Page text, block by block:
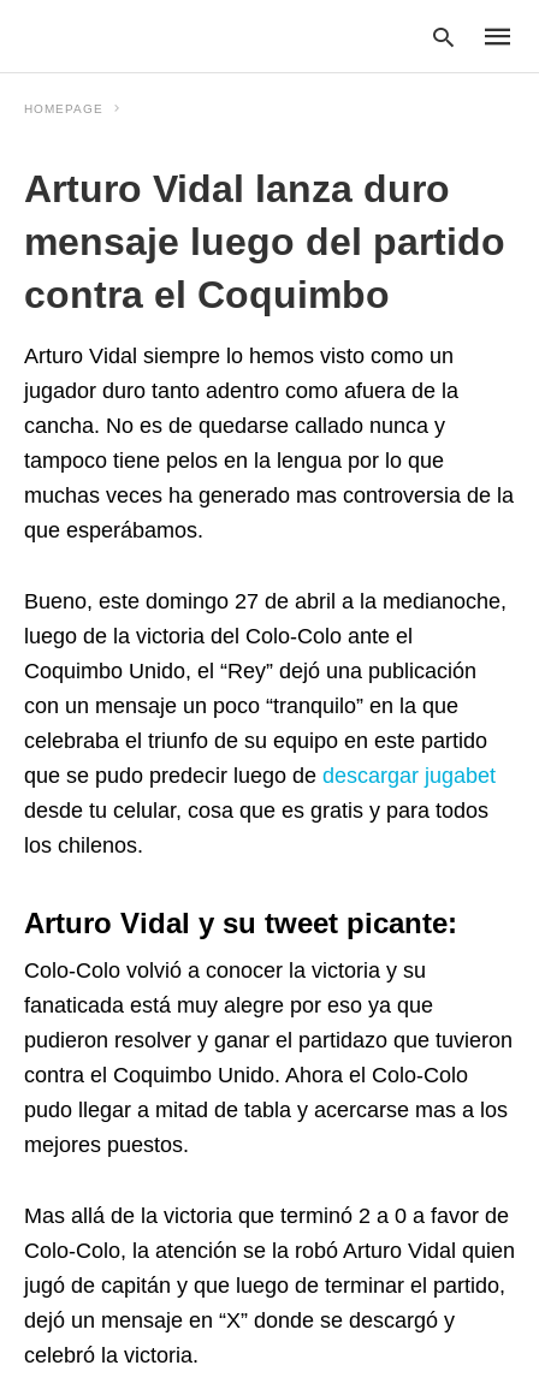
query
HOMEPAGE
Arturo Vidal lanza duro
mensaje luego del partido
contra el Coquimbo
Arturo Vidal siempre lo hemos visto como un
jugador duro tanto adentro como afuera de la
cancha. No es de quedarse callado nunca y
tampoco tiene pelos en la lengua por lo que
muchas veces ha generado mas controversia de la
que esperábamos.
Bueno, este domingo 27 de abril a la medianoche,
luego de la victoria del Colo-Colo ante el
Coquimbo Unido, el “Rey” dejó una publicación
con un mensaje un poco “tranquilo” en la que
celebraba el triunfo de su equipo en este partido
que se pudo predecir luego de descargar jugabet
desde tu celular, cosa que es gratis y para todos
los chilenos.
Arturo Vidal y su tweet picante:
Colo-Colo volvió a conocer la victoria y su
fanaticada está muy alegre por eso ya que
pudieron resolver y ganar el partidazo que tuvieron
contra el Coquimbo Unido. Ahora el Colo-Colo
pudo llegar a mitad de tabla y acercarse mas a los
mejores puestos.
Mas allá de la victoria que terminó 2 a 0 a favor de
Colo-Colo, la atención se la robó Arturo Vidal quien
jugó de capitán y que luego de terminar el partido,
dejó un mensaje en “X” donde se descargó y
celebró la victoria.